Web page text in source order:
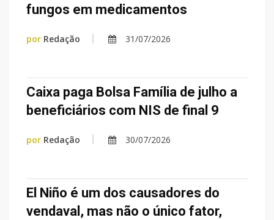
fungos em medicamentos
por Redação 31/07/2026
Caixa paga Bolsa Família de julho a
beneficiários com NIS de final 9
por Redação 30/07/2026
El Niño é um dos causadores do
vendaval, mas não o único fator,